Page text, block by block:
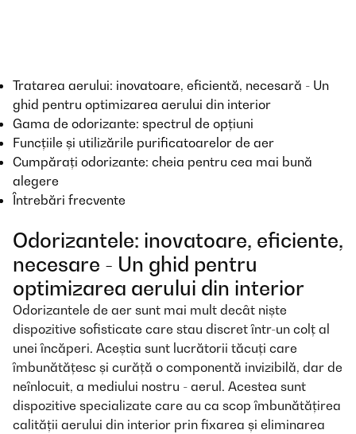
Tratarea aerului: inovatoare, eficientă, necesară - Un
ghid pentru optimizarea aerului din interior
Gama de odorizante: spectrul de opțiuni
Funcțiile și utilizările purificatoarelor de aer
Cumpărați odorizante: cheia pentru cea mai bună
alegere
Întrebări frecvente
Odorizantele: inovatoare, eficiente,
necesare - Un ghid pentru
optimizarea aerului din interior
Odorizantele de aer sunt mai mult decât niște
dispozitive sofisticate care stau discret într-un colț al
unei încăperi. Aceștia sunt lucrătorii tăcuți care
îmbunătățesc și curăță o componentă invizibilă, dar de
neînlocuit, a mediului nostru - aerul. Acestea sunt
dispozitive specializate care au ca scop îmbunătățirea
calității aerului din interior prin fixarea și eliminarea